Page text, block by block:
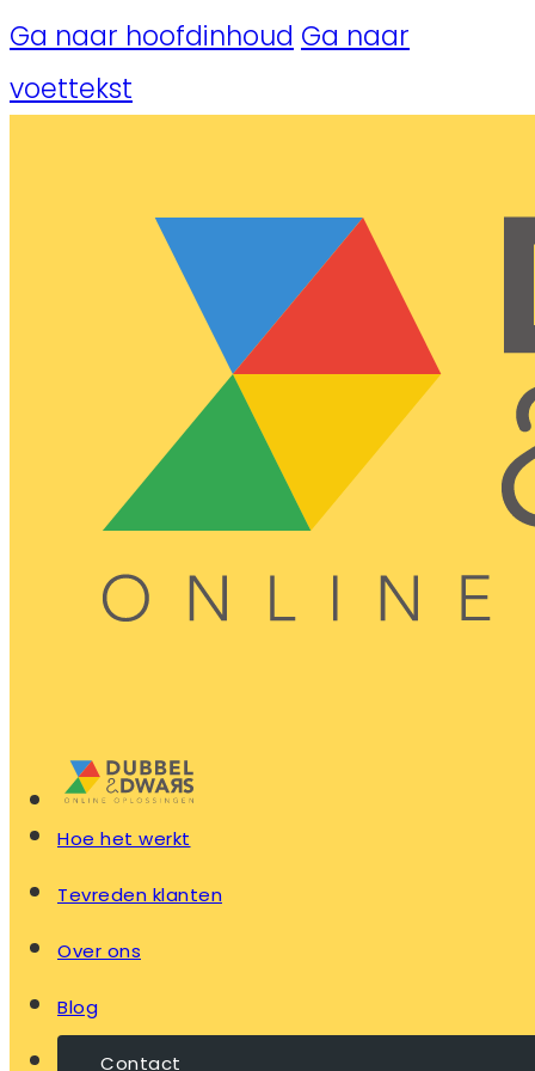
Ga naar hoofdinhoud Ga naar
voettekst
Hoe het werkt
Tevreden klanten
Over ons
Blog
Contact